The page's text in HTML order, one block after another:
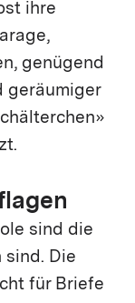
ihre
genügend
geräumiger
sind die
Die
für Briefe